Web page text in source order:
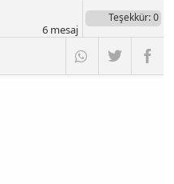
Teşekkür: 0
6mesaj